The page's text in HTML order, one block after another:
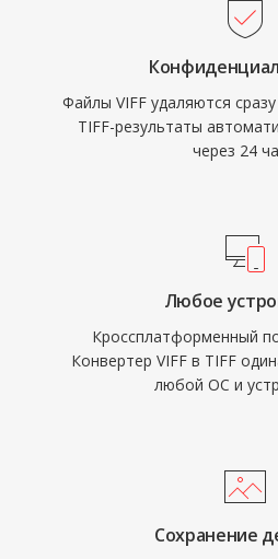
Файлы VIFF удаляются
TIFF-результаты
через 24
Любое
Кроссплатформенный
Конвертер VIFF в TIFF
любой ОС и
Сохранение